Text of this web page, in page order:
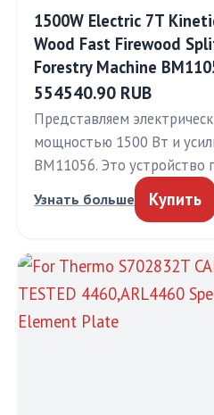
1500W Electric 7T
Wood Fast Firewood
Forestry Machine
554540.90 RUB
Представляем
мощностью 1500 Вт и
BM11056. Это устройство
Узнать больше Купить